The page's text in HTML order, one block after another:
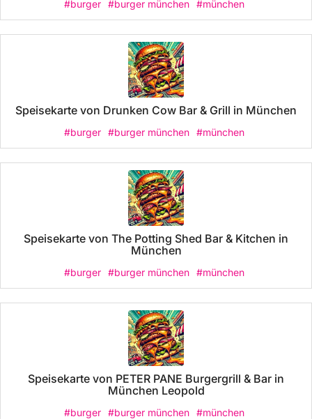
#burger #burger münchen #münchen
Speisekarte von Drunken Cow Bar & Grill in München
#burger #burger münchen #münchen
Speisekarte von The Potting Shed Bar & Kitchen in
München
#burger #burger münchen #münchen
Speisekarte von PETER PANE Burgergrill & Bar in
München Leopold
#burger #burger münchen #münchen